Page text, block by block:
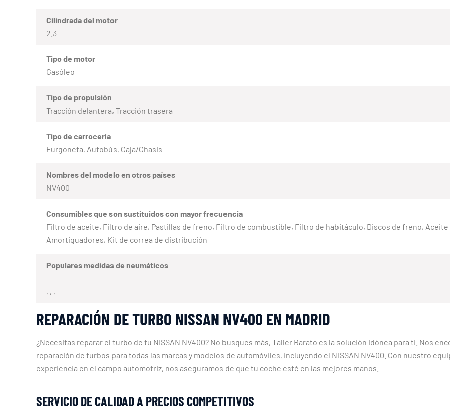
Cilindrada del motor
2.3
Tipo de motor
Gasóleo
Tipo de propulsión
Tracción delantera, Tracción trasera
Tipo de carrocería
Furgoneta, Autobús, Caja/Chasis
Nombres del modelo en otros países
NV400
Consumibles que son sustituidos con mayor frecuencia
Filtro de aceite, Filtro de aire, Pastillas de freno, Filtro de combustible, Filtro de habitáculo, Discos de freno,
Amortiguadores, Kit de correa de distribución
Populares medidas de neumáticos
, , ,
REPARACIÓN DE TURBO NISSAN NV400 EN MADRID
¿Necesitas reparar el turbo de tu NISSAN NV400? No busques más, Taller Barato es la solución idónea para ti. Nos
reparación de turbos para todas las marcas y modelos de automóviles, incluyendo el NISSAN NV400. Con nuestro
experiencia en el campo automotriz, nos aseguramos de que tu coche esté en las mejores manos.
SERVICIO DE CALIDAD A PRECIOS COMPETITIVOS